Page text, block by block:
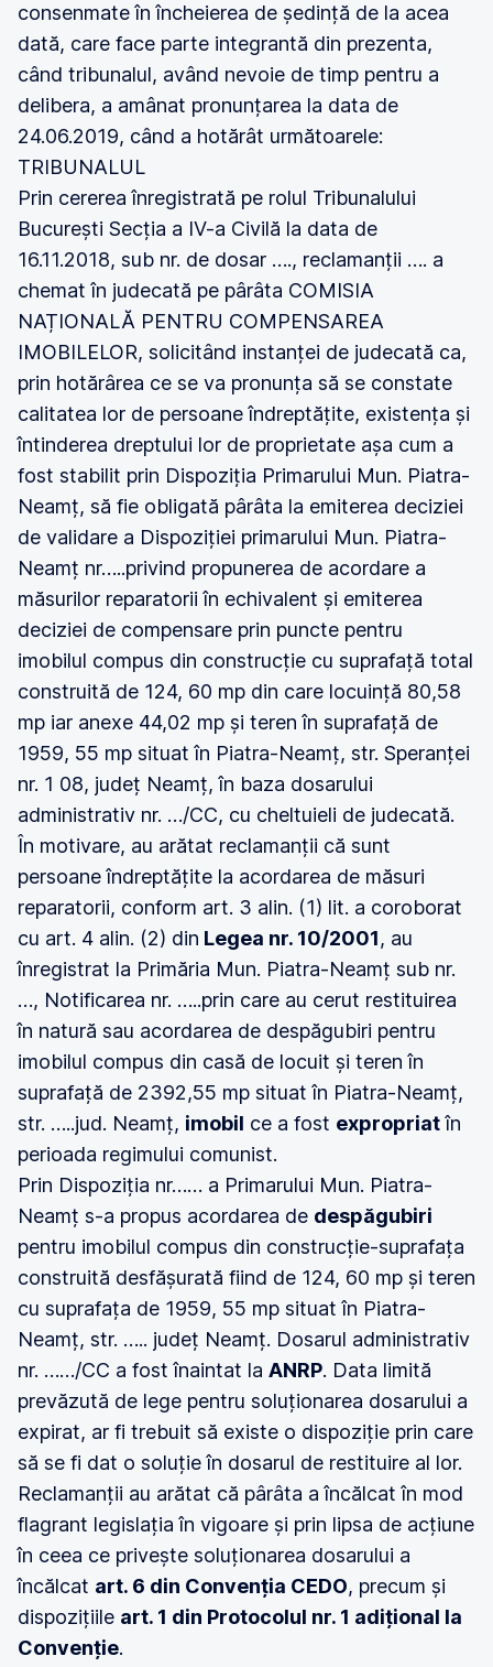
consenmate în încheierea de ședință de la acea
dată, care face parte integrantă din prezenta,
când tribunalul, având nevoie de timp pentru a
delibera, a amânat pronunțarea la data de
24.06.2019, când a hotărât următoarele:
TRIBUNALUL
Prin cererea înregistrată pe rolul Tribunalului
București Secția a IV-a Civilă la data de
16.11.2018, sub nr. de dosar …., reclamanții …. a
chemat în judecată pe pârâta COMISIA
NAȚIONALĂ PENTRU COMPENSAREA
IMOBILELOR, solicitând instanței de judecată ca,
prin hotărârea ce se va pronunța să se constate
calitatea lor de persoane îndreptățite, existența și
întinderea dreptului lor de proprietate așa cum a
fost stabilit prin Dispoziția Primarului Mun. Piatra-
Neamț, să fie obligată pârâta la emiterea deciziei
de validare a Dispoziției primarului Mun. Piatra-
Neamț nr…..privind propunerea de acordare a
măsurilor reparatorii în echivalent și emiterea
deciziei de compensare prin puncte pentru
imobilul compus din construcție cu suprafață total
construită de 124, 60 mp din care locuință 80,58
mp iar anexe 44,02 mp și teren în suprafață de
1959, 55 mp situat în Piatra-Neamț, str. Speranței
nr. 1 08, județ Neamț, în baza dosarului
administrativ nr. …/CC, cu cheltuieli de judecată.
În motivare, au arătat reclamanții că sunt
persoane îndreptățite la acordarea de măsuri
reparatorii, conform art. 3 alin. (1) lit. a coroborat
cu art. 4 alin. (2) din Legea nr. 10/2001, au
înregistrat la Primăria Mun. Piatra-Neamț sub nr.
…, Notificarea nr. …..prin care au cerut restituirea
în natură sau acordarea de despăgubiri pentru
imobilul compus din casă de locuit și teren în
suprafață de 2392,55 mp situat în Piatra-Neamț,
str. …..jud. Neamț, imobil ce a fost expropriatîn
perioada regimului comunist.
Prin Dispoziția nr…… a Primarului Mun. Piatra-
Neamț s-a propus acordarea de despăgubiri
pentru imobilul compus din construcție-suprafața
construită desfășurată fiind de 124, 60 mp și teren
cu suprafața de 1959, 55 mp situat în Piatra-
Neamț, str. ….. județ Neamț. Dosarul administrativ
nr. ……/CC a fost înaintat la ANRP. Data limită
prevăzută de lege pentru soluționarea dosarului a
expirat, ar fi trebuit să existe o dispoziție prin care
să se fi dat o soluție în dosarul de restituire al lor.
Reclamanții au arătat că pârâta a încălcat în mod
flagrant legislația în vigoare și prin lipsa de acțiune
în ceea ce privește soluționarea dosarului a
încălcat art. 6 din Convenția CEDO, precum și
dispozițiile art. 1 din Protocolul nr. 1 adițional la
Convenție.